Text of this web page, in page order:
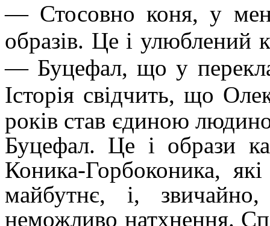
— Стосовно коня, у
образів. Це і улюблений
— Буцефал, що у
Історія свідчить, що
років став єдиною
Буцефал. Це і образи
Коника-Горбоконика,
майбутнє, і,
неможливо натхнення.